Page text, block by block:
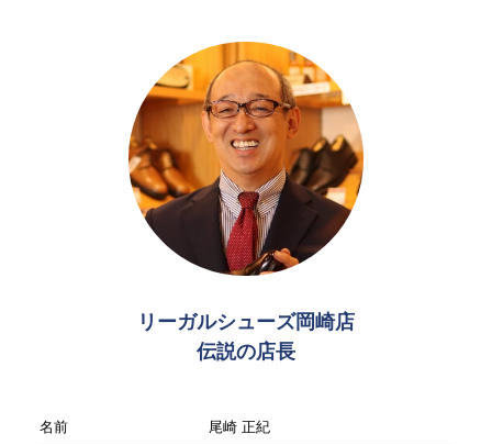
リーガルシューズ岡崎店
伝説の店長
名前
尾崎 正紀